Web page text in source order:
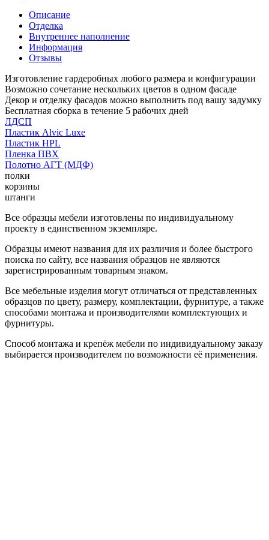
Описание
Отделка
Внутреннее наполнение
Информация
Отзывы
Изготовление гардеробных любого размера и конфигурации
Возможно сочетание нескольких цветов в одном фасаде
Декор и отделку фасадов можно выполнить под вашу задумку
Бесплатная сборка в течение 5 рабочих дней
ЛДСП
Пластик Alvic Luxe
Пластик HPL
Пленка ПВХ
Полотно АГТ (МДФ)
полки
корзины
штанги
Все образцы мебели изготовлены по индивидуальному
проекту в единственном экземпляре.
Образцы имеют названия для их различия и более быстрого
поиска по сайту, все названия образцов не являются
зарегистрированным товарным знаком.
Все мебельные изделия могут отличаться от представленных
образцов по цвету, размеру, комплектации, фурнитуре, а также
способами монтажа и производителями комплектующих и
фурнитуры.
Способ монтажа и крепёж мебели по индивидуальному заказу
выбирается производителем по возможности её применения.